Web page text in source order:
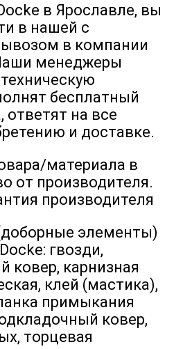
в Ярославле, вы
в нашей с
в компании
менеджеры
бесплатный
ответят на все
и доставке.
материала в
от производителя.
производителя
элементы)
гвозди,
ковер, карнизная
клей (мастика),
примыкания
ковер,
торцевая